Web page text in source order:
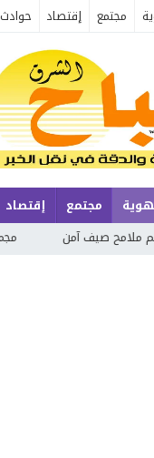
مجتمع إقتصاد حوادث
مجتمع إقتصاد
مجموعة الجوهري